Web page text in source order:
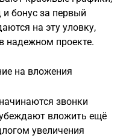
бонус за первый
на эту уловку,
надежном проекте.
на вложения
звонки
вложить ещё
увеличения